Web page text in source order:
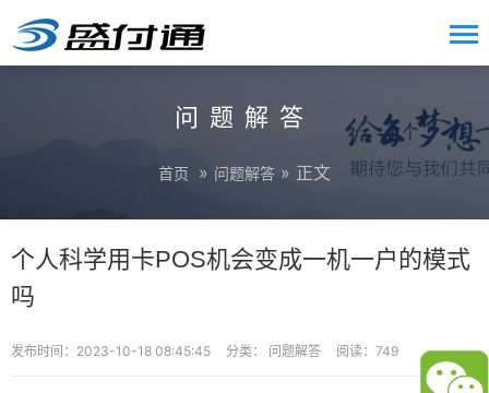
问题解答
首页 » 问题解答 » 正文
个人科学用卡POS机会变成一机一户的模式
吗
发布时间：2023-10-18 08:45:45 分类： 问题解答 阅读：749